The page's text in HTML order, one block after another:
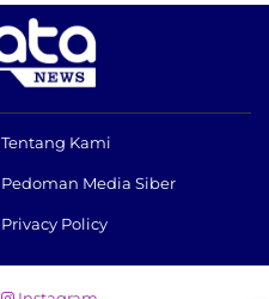
Tentang Kami
Pedoman Media Siber
Privacy Policy